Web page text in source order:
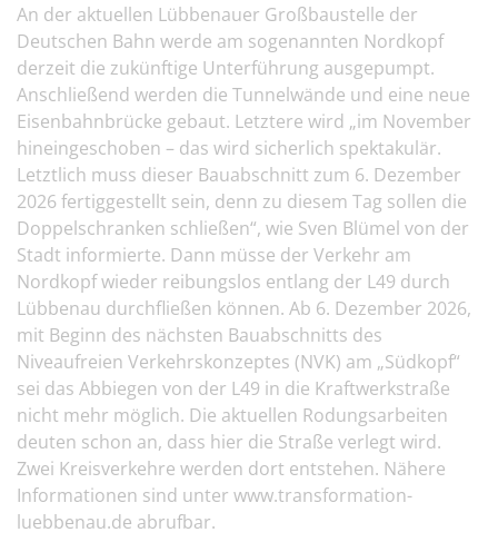
An der aktuellen Lübbenauer Großbaustelle der
Deutschen Bahn werde am sogenannten Nordkopf
derzeit die zukünftige Unterführung ausgepumpt.
Anschließend werden die Tunnelwände und eine neue
Eisenbahnbrücke gebaut. Letztere wird „im November
hineingeschoben – das wird sicherlich spektakulär.
Letztlich muss dieser Bauabschnitt zum 6. Dezember
2026 fertiggestellt sein, denn zu diesem Tag sollen die
Doppelschranken schließen“, wie Sven Blümel von der
Stadt informierte. Dann müsse der Verkehr am
Nordkopf wieder reibungslos entlang der L49 durch
Lübbenau durchfließen können. Ab 6. Dezember 2026,
mit Beginn des nächsten Bauabschnitts des
Niveaufreien Verkehrskonzeptes (NVK) am „Südkopf“
sei das Abbiegen von der L49 in die Kraftwerkstraße
nicht mehr möglich. Die aktuellen Rodungsarbeiten
deuten schon an, dass hier die Straße verlegt wird.
Zwei Kreisverkehre werden dort entstehen. Nähere
Informationen sind unter www.transformation-
luebbenau.de abrufbar.